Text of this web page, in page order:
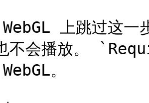
上跳过这
不会播放。
。